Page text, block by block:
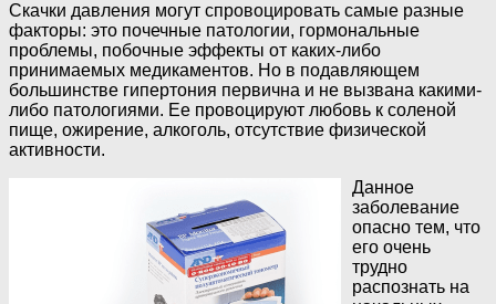
Скачки давления могут спровоцировать самые разные
факторы: это почечные патологии, гормональные
проблемы, побочные эффекты от каких-либо
принимаемых медикаментов. Но в подавляющем
большинстве гипертония первична и не вызвана какими-
либо патологиями. Ее провоцируют любовь к соленой
пище, ожирение, алкоголь, отсутствие физической
активности.
Данное
заболевание
опасно тем, что
его очень
трудно
распознать на